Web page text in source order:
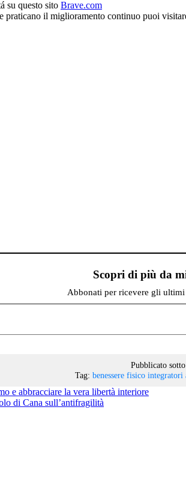
su questo sito Brave.com
praticano il miglioramento continuo puoi
Scopri di più da
Abbonati per ricevere gli
Pubblicato
Tag: benessere fisico integratori
e abbracciare la vera libertà interiore
di Cana sull’antifragilità